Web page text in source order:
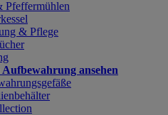
Pfeffermühlen
& Pflege
ansehen